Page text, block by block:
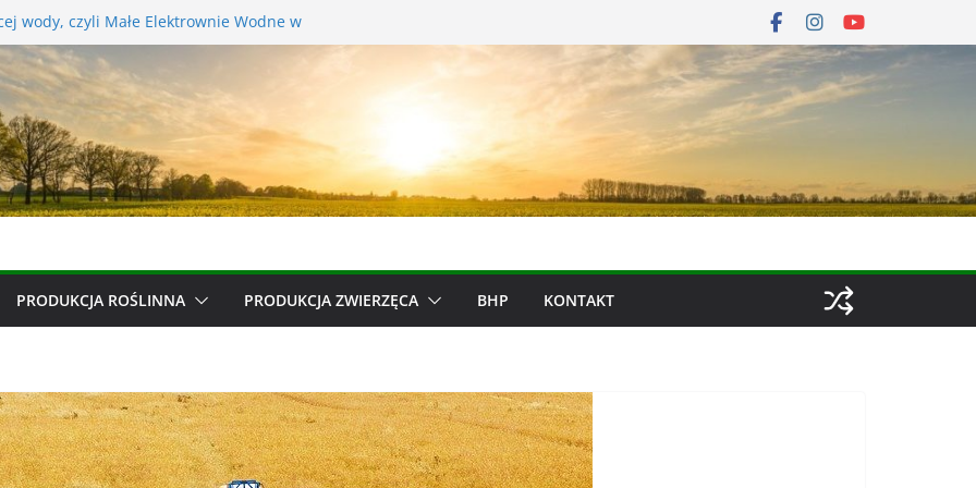
wody, czyli Małe Elektrownie Wodne w
u świń?
roślin – zmiany w ustawie
więcej
PRODUKCJA ROŚLINNA PRODUKCJA ZWIERZĘCA BHP KONTAKT